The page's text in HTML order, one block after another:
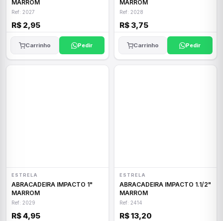
MARROM
Ref: 2027
R$ 2,95
Carrinho Pedir
MARROM
Ref: 2028
R$ 3,75
Carrinho Pedir
ESTRELA
ABRACADEIRA IMPACTO 1"
MARROM
Ref: 2029
R$ 4,95
ESTRELA
ABRACADEIRA IMPACTO 1.1/2"
MARROM
Ref: 2414
R$ 13,20